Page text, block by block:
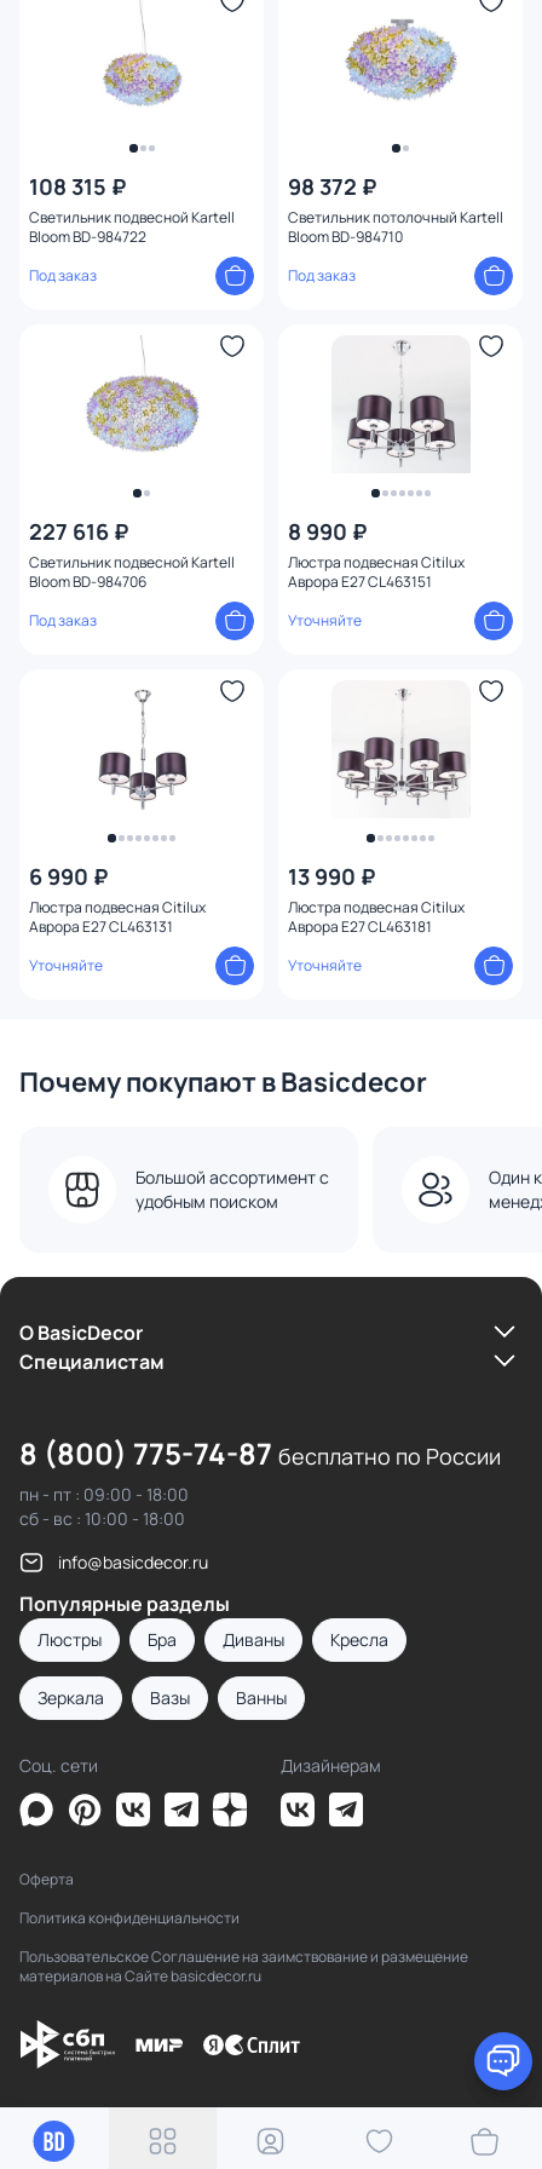
108 315 ₽
Светильник подвесной Kartell
Bloom BD-984722
Под заказ
98 372 ₽
Светильник потолочный Kartell
Bloom BD-984710
Под заказ
227 616 ₽
Светильник подвесной Kartell
Bloom BD-984706
Под заказ
8 990 ₽
Люстра подвесная Citilux
Аврора E27 CL463151
Уточняйте
6 990 ₽
Люстра подвесная Citilux
Аврора E27 CL463131
Уточняйте
13 990 ₽
Люстра подвесная Citilux
Аврора E27 CL463181
Уточняйте
Почему покупают в Basicdecor
Большой ассортимент с
удобным поиском
Один
О BasicDecor
Cпециалистам
8 (800) 775-74-87 бесплатно по России
пн - пт : 09:00 - 18:00
сб - вс : 10:00 - 18:00
info@basicdecor.ru
Популярные разделы
Люстры Бра Диваны Кресла
Зеркала Вазы Ванны
Соц. сети Дизайнерам
Оферта
Политика конфиденциальности
Пользовательское Соглашение на заимствование и размещение
материалов на Сайте basicdecor.ru
Высота (мм)
Ширина (мм)
Длина (мм)
Вид лампы
Тип помещения
Форма
Вид рассеивателя
Количество плафонов
Оформление